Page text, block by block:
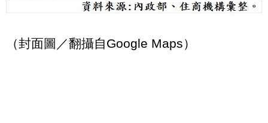
（封面圖／翻攝自Google Maps）